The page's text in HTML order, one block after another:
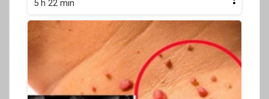
5 h 22 min